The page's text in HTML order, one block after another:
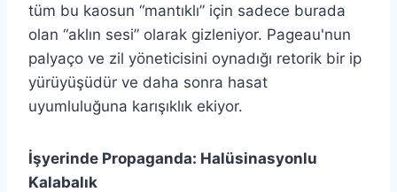
tüm bu kaosun “mantıklı” için sadece burada
olan “aklın sesi” olarak gizleniyor. Pageau'nun
palyaço ve zil yöneticisini oynadığı retorik bir ip
yürüyüşüdür ve daha sonra hasat
uyumluluğuna karışıklık ekiyor.
İşyerinde Propaganda: Halüsinasyonlu
Kalabalık